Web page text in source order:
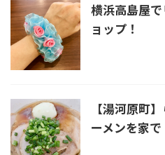
横浜高島屋
ョップ！
【湯河原町
ーメンを家で